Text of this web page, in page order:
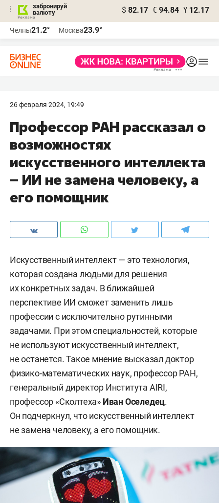
забронируй
валюту
$ 82.17 € 94.84 ¥ 12.17
Челны21.2° Москва23.9°
26 февраля 2024, 19:49
Профессор РАН рассказал о
возможностях
искусственного интеллекта
– ИИ не замена человеку, а
его помощник
Искусственный интеллект — это технология,
которая создана людьми для решения
их конкретных задач. В ближайшей
перспективе ИИ сможет заменить лишь
профессии с исключительно рутинными
задачами. При этом специальностей, которые
не используют искусственный интеллект,
не останется. Такое мнение высказал доктор
физико-математических наук, профессор РАН,
генеральный директор Института AIRI,
профессор «Сколтеха» Иван Оселедец.
Он подчеркнул, что искусственный интеллект
не замена человеку, а его помощник.